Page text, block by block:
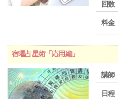
回数
料金
宿曜占星術「応用編」
講師
日程